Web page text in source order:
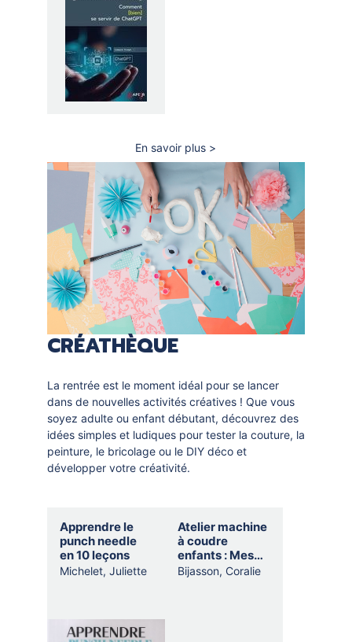
En savoir plus sur
Fête
la
science
2025
CRÉATHÈQUE
La rentrée est le moment idéal pour se lancer
dans de nouvelles activités créatives ! Que vous
soyez adulte ou enfant débutant, découvrez des
idées simples et ludiques pour tester la couture, la
peinture, le bricolage ou le DIY déco et
développer votre créativité.
thematique
Apprendre le
punch needle
en 10 leçons
Michelet, Juliette
Atelier machine
à coudre
enfants : Mes
premières
Bijasson, Coralie